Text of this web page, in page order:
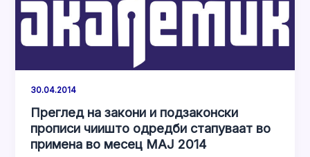
30.04.2014
Преглед на закони и подзаконски
прописи чиишто одредби стапуваат во
примена во месец МАЈ 2014